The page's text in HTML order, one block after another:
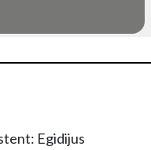
Egidijus